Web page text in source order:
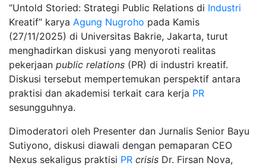
“Untold Storied: Strategi Public Relations di Industri
Kreatif” karya Agung Nugroho pada Kamis
(27/11/2025) di Universitas Bakrie, Jakarta, turut
menghadirkan diskusi yang menyoroti realitas
pekerjaan public relations (PR) di industri kreatif.
Diskusi tersebut mempertemukan perspektif antara
praktisi dan akademisi terkait cara kerja PR
sesungguhnya.
Dimoderatori oleh Presenter dan Jurnalis Senior Bayu
Sutiyono, diskusi diawali dengan pemaparan CEO
Nexus sekaligus praktisi PR crisis Dr. Firsan Nova,